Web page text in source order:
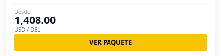
Desde
1,408.00
USD / DBL
VER PAQUETE